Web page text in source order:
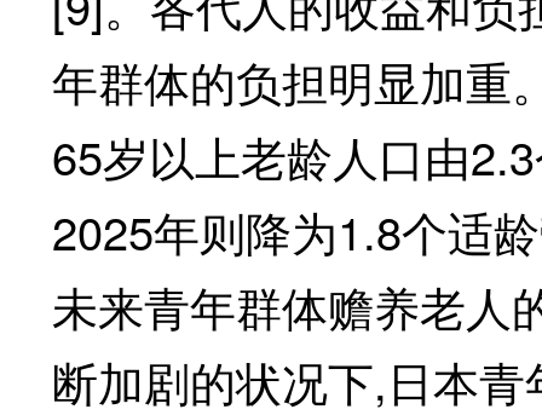
年群体的负担明显加重
65岁以上老龄人口由
2025年则降为1.8个适
未来青年群体赡养老人
断加剧的状况下,日本